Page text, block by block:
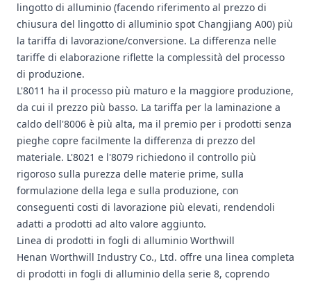
lingotto di alluminio (facendo riferimento al prezzo di
chiusura del lingotto di alluminio spot Changjiang A00) più
la tariffa di lavorazione/conversione. La differenza nelle
tariffe di elaborazione riflette la complessità del processo
di produzione.
L'8011 ha il processo più maturo e la maggiore produzione,
da cui il prezzo più basso. La tariffa per la laminazione a
caldo dell'8006 è più alta, ma il premio per i prodotti senza
pieghe copre facilmente la differenza di prezzo del
materiale. L'8021 e l'8079 richiedono il controllo più
rigoroso sulla purezza delle materie prime, sulla
formulazione della lega e sulla produzione, con
conseguenti costi di lavorazione più elevati, rendendoli
adatti a prodotti ad alto valore aggiunto.
Linea di prodotti in fogli di alluminio Worthwill
Henan Worthwill Industry Co., Ltd. offre una linea completa
di prodotti in fogli di alluminio della serie 8, coprendo